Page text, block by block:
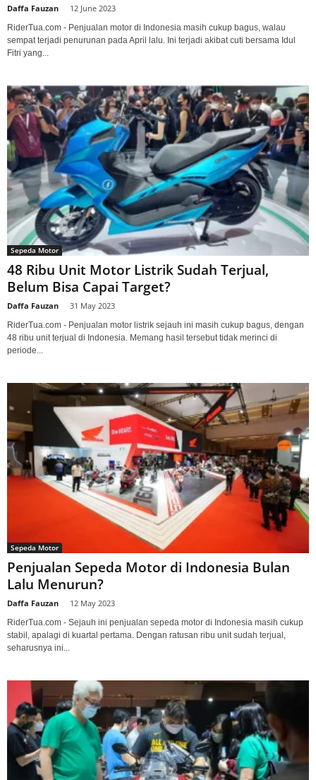
Daffa Fauzan 12 June 2023
RiderTua.com - Penjualan motor di Indonesia masih cukup bagus, walau
sempat terjadi penurunan pada April lalu. Ini terjadi akibat cuti bersama Idul
Fitri yang...
Sepeda Motor
48 Ribu Unit Motor Listrik Sudah Terjual,
Belum Bisa Capai Target?
Daffa Fauzan 31 May 2023
RiderTua.com - Penjualan motor listrik sejauh ini masih cukup bagus, dengan
48 ribu unit terjual di Indonesia. Memang hasil tersebut tidak merinci di
periode...
Sepeda Motor
Penjualan Sepeda Motor di Indonesia Bulan
Lalu Menurun?
Daffa Fauzan 12 May 2023
RiderTua.com - Sejauh ini penjualan sepeda motor di Indonesia masih cukup
stabil, apalagi di kuartal pertama. Dengan ratusan ribu unit sudah terjual,
seharusnya ini...